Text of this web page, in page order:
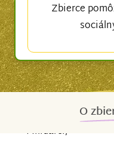
Zbierce
O
Milídárci,